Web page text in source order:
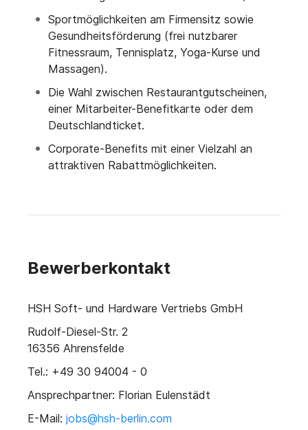
Sportmöglichkeiten am Firmensitz sowie
Gesundheitsförderung (frei nutzbarer
Fitnessraum, Tennisplatz, Yoga-Kurse und
Massagen).
Die Wahl zwischen Restaurantgutscheinen,
einer Mitarbeiter-Benefitkarte oder dem
Deutschlandticket.
Corporate-Benefits mit einer Vielzahl an
attraktiven Rabattmöglichkeiten.
Bewerberkontakt
HSH Soft- und Hardware Vertriebs GmbH
Rudolf-Diesel-Str. 2
16356 Ahrensfelde
Tel.: +49 30 94004 - 0
Ansprechpartner: Florian Eulenstädt
E-Mail: jobs@hsh-berlin.com